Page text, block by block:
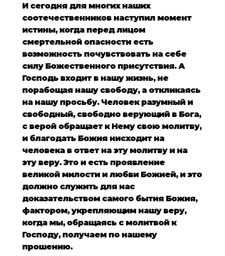
И сегодня для многих наших
соотечественников наступил момент
истины, когда перед лицом
смертельной опасности есть
возможность почувствовать на себе
силу Божественного присутствия. А
Господь входит в нашу жизнь, не
порабощая нашу свободу, а откликаясь
на нашу просьбу. Человек разумный и
свободный, свободно верующий в Бога,
с верой обращает к Нему свою молитву,
и благодать Божия нисходит на
человека в ответ на эту молитву и на
эту веру. Это и есть проявление
великой милости и любви Божией, и это
должно служить для нас
доказательством самого бытия Божия,
фактором, укрепляющим нашу веру,
когда мы, обращаясь с молитвой к
Господу, получаем по нашему
прошению.